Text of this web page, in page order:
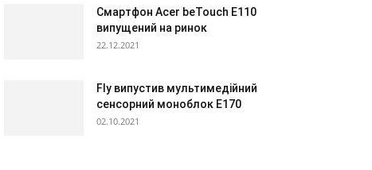
Смартфон Acer beTouch E110
випущений на ринок
22.12.2021
Fly випустив мультимедійний
сенсорний моноблок E170
02.10.2021